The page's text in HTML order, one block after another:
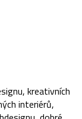
kreativních
interiérů,